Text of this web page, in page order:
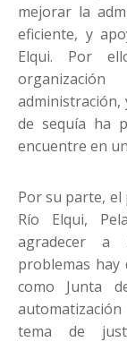
mejorar la
eficiente, y
Elqui. Por
administración,
de sequía ha
encuentre en
Por su parte, el
Río Elqui,
agradecer a
problemas hay
como Junta
tema de